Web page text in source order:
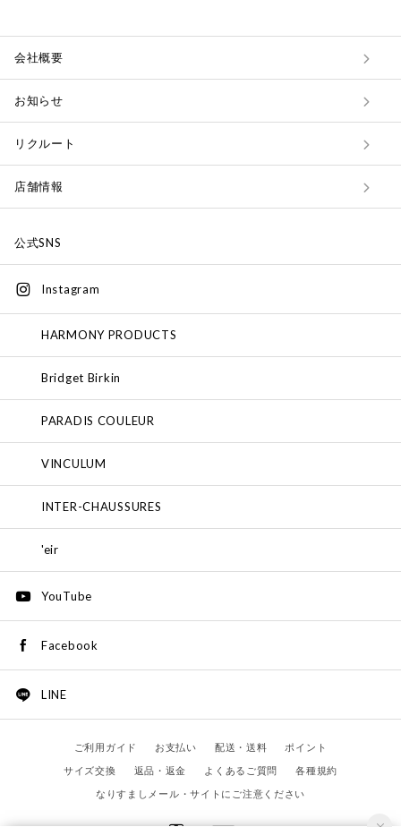
会社概要
お知らせ
リクルート
店舗情報
公式SNS
Instagram
HARMONY PRODUCTS
Bridget Birkin
PARADIS COULEUR
VINCULUM
INTER-CHAUSSURES
'eir
YouTube
Facebook
LINE
ご利用ガイド お支払い 配送・送料
ポイント
サイズ交換
返品・返金 よくあるご質問
各種規約
なりすましメール・サイトにご注意ください